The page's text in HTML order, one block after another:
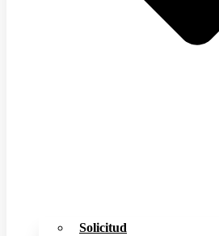
Solicitud